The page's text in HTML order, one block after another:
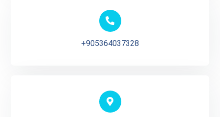
+905364037328